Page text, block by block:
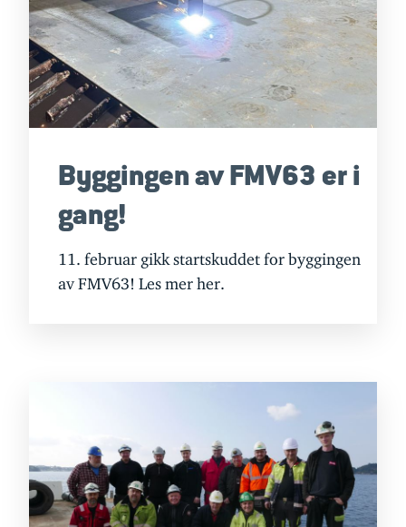
Byggingen av FMV63 er i
gang!
11. februar gikk startskuddet for byggingen
av FMV63! Les mer her.